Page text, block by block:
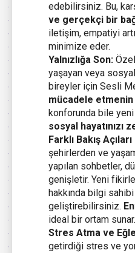
edebilirsiniz. Bu,
ve gerçekçi bir
iletişim, empatiyi
minimize eder.
Yalnızlığa Son:
yaşayan veya
bireyler için Sesli
mücadele etmenin
konforunda bile yeni
sosyal hayatınızı
Farklı Bakış
şehirlerden ve
yapılan sohbetler,
genişletir. Yeni
hakkında bilgi
geliştirebilirsiniz.
ideal bir ortam sunar.
Stres Atma ve
getirdiği stres ve